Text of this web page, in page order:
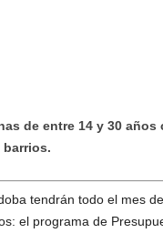
de entre 14 y 30
barrios.
tendrán todo el mes
el programa de